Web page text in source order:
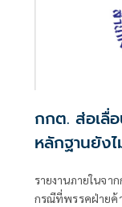
กกต. ส่อเลื่
หลักฐานยัง
รายงานภายในจา
กรณีที่พรรคฝ่ายค้